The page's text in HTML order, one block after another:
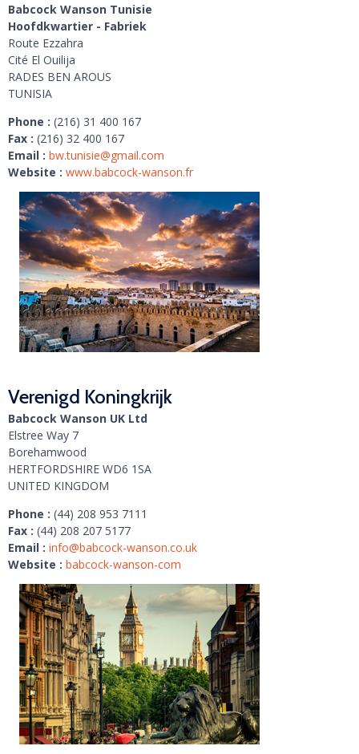
Babcock Wanson Tunisie
Hoofdkwartier - Fabriek
Route Ezzahra
Cité El Ouilija
RADES BEN AROUS
TUNISIA
Phone : (216) 31 400 167
Fax : (216) 32 400 167
Email : bw.tunisie@gmail.com
Website : www.babcock-wanson.fr
Verenigd Koningkrijk
Babcock Wanson UK Ltd
Elstree Way 7
Borehamwood
HERTFORDSHIRE WD6 1SA
UNITED KINGDOM
Phone : (44) 208 953 7111
Fax : (44) 208 207 5177
Email : info@babcock-wanson.co.uk
Website : babcock-wanson-com